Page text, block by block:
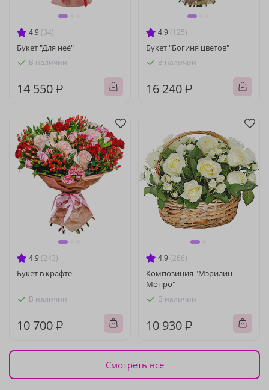
4.9 (34)
Букет "Для неё"
В наличии
14 550 ₽
4.9 (125)
Букет "Богиня цветов"
В наличии
16 240 ₽
4.9 (243)
Букет в крафте
В наличии
10 700 ₽
4.9 (266)
Композиция "Мэрилин
Монро"
В наличии
10 930 ₽
Смотреть все